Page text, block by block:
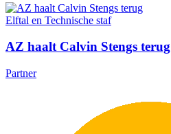
Elftal en Technische staf
AZ haalt Calvin Stengs terug
Partner